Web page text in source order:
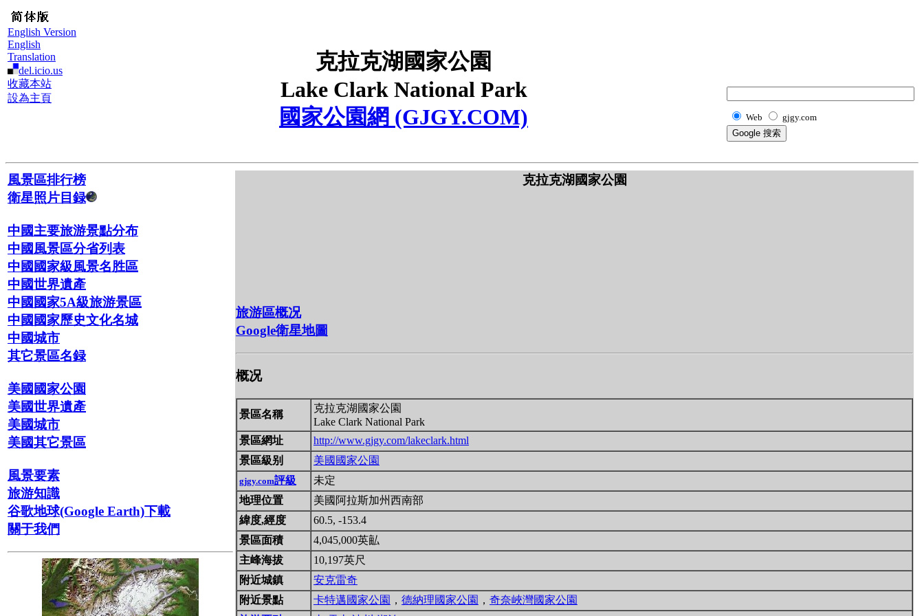
English Version
English
Translation
del.icio.us
收藏本站
設為主頁
克拉克湖國家公園
Lake Clark National Park
國家公園網 (GJGY.COM)
Web gjgy.com
風景區排行榜
衛星照片目録
中國主要旅游景點分布
中國風景區分省列表
中國國家級風景名胜區
中國世界遺產
中國國家5A級旅游景區
中國國家歷史文化名城
中國城市
其它景區名録
美國國家公園
美國世界遺產
美國城市
美國其它景區
風景要素
旅游知識
谷歌地球(Google Earth)下載
關于我們
克拉克湖國家公園
旅游區概况
Google衛星地圖
概况
景區名稱
克拉克湖國家公園
Lake Clark National Park
景區網址
http://www.gjgy.com/lakeclark.html
景區級别
美國國家公園
gjgy.com評級
未定
地理位置
美國阿拉斯加州西南部
緯度,經度
60.5, -153.4
景區面積
4,045,000英畆
主峰海拔
10,197英尺
附近城鎮
安克雷奇
附近景點
卡特邁國家公園 ， 德納理國家公園 ， 奇奈峽灣國家公園